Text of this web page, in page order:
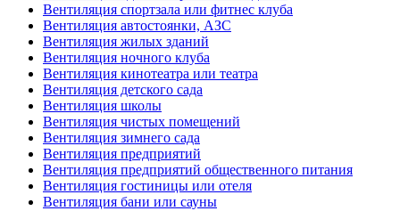
Вентиляция спортзала или фитнес клуба
Вентиляция автостоянки, АЗС
Вентиляция жилых зданий
Вентиляция ночного клуба
Вентиляция кинотеатра или театра
Вентиляция детского сада
Вентиляция школы
Вентиляция чистых помещений
Вентиляция зимнего сада
Вентиляция предприятий
Вентиляция предприятий общественного питания
Вентиляция гостиницы или отеля
Вентиляция бани или сауны